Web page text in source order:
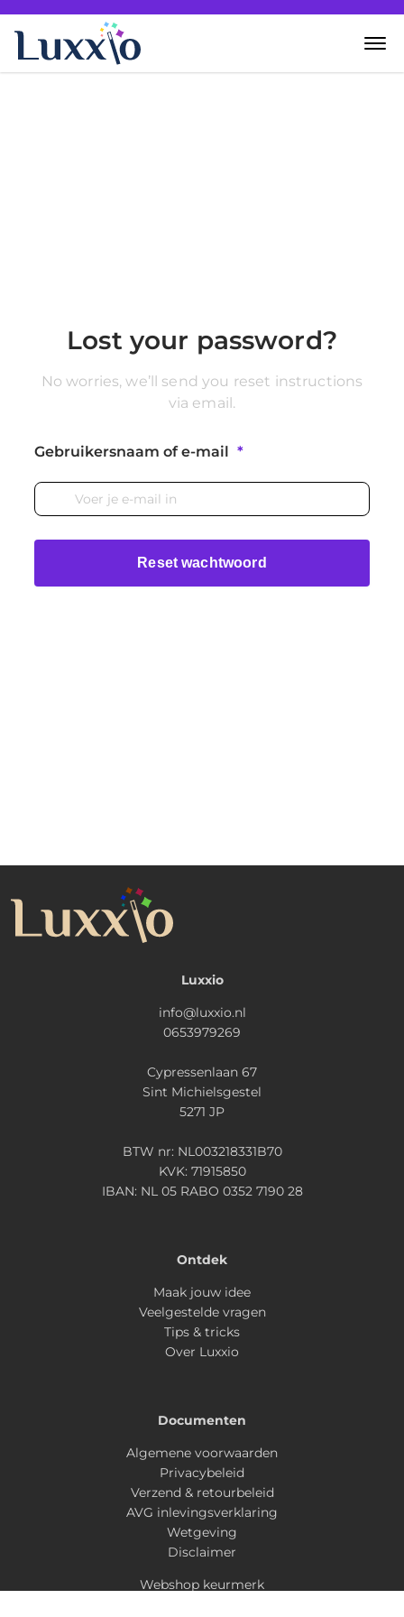
Lost your password?
No worries, we’ll send you reset instructions
via email.
Gebruikersnaam of e-mail *
Luxxio
info@luxxio.nl
0653979269
Cypressenlaan 67
Sint Michielsgestel
5271 JP
BTW nr: NL003218331B70
KVK: 71915850
IBAN: NL 05 RABO 0352 7190 28
Ontdek
Maak jouw idee
Veelgestelde vragen
Tips & tricks
Over Luxxio
Documenten
Algemene voorwaarden
Privacybeleid
Verzend & retourbeleid
AVG inlevingsverklaring
Wetgeving
Disclaimer
Webshop keurmerk